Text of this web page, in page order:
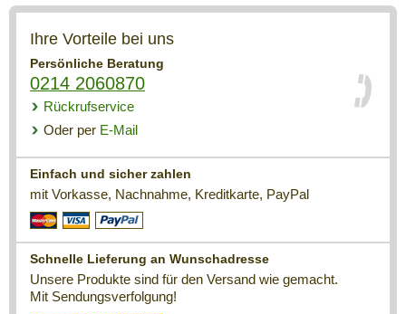
Ihre Vorteile bei uns
Persönliche Beratung
0214 2060870
Rückrufservice
Oder per E-Mail
Einfach und sicher zahlen
mit Vorkasse, Nachnahme, Kreditkarte, PayPal
Schnelle Lieferung an Wunschadresse
Unsere Produkte sind für den Versand wie gemacht.
Mit Sendungsverfolgung!